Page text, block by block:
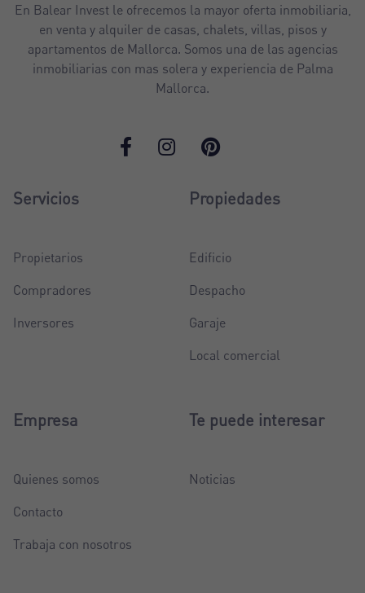
En Balear Invest le ofrecemos la mayor oferta inmobiliaria,
en venta y alquiler de casas, chalets, villas, pisos y
apartamentos de Mallorca. Somos una de las agencias
inmobiliarias con mas solera y experiencia de Palma
Mallorca.
Servicios
Propietarios
Compradores
Inversores
Propiedades
Edificio
Despacho
Garaje
Local comercial
Empresa
Quienes somos
Contacto
Trabaja con nosotros
Te puede interesar
Noticias